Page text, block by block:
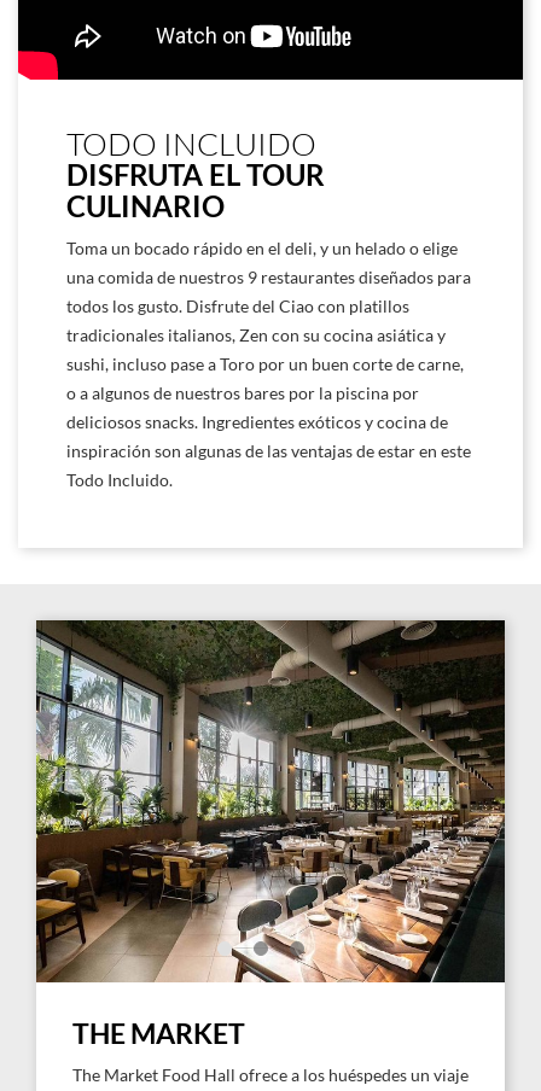
TODO INCLUIDO
DISFRUTA EL TOUR
CULINARIO
Toma un bocado rápido en el deli, y un helado o elige
una comida de nuestros 9 restaurantes diseñados para
todos los gusto. Disfrute del Ciao con platillos
tradicionales italianos, Zen con su cocina asiática y
sushi, incluso pase a Toro por un buen corte de carne,
o a algunos de nuestros bares por la piscina por
deliciosos snacks. Ingredientes exóticos y cocina de
inspiración son algunas de las ventajas de estar en este
Todo Incluido.
Link
to
Larger
Image,
Restaurante
The
Market
Link
The
THE MARKET
The Market Food Hall ofrece a los huéspedes un viaje